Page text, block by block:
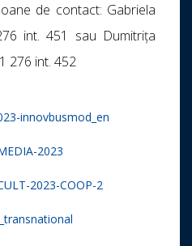
de contact: Gabriela
int. 451 sau Dumitrița
276 int. 452
innovbusmod_en
2023
2023-COOP-2